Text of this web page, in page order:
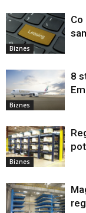
Biznes
Biznes
8
Biznes